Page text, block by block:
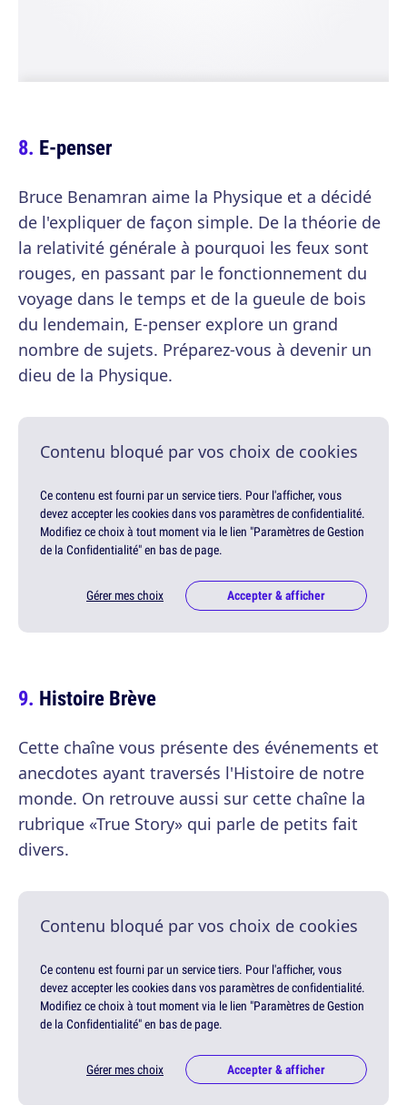
E-penser
Bruce Benamran aime la Physique et a décidé
de l'expliquer de façon simple. De la théorie de
la relativité générale à pourquoi les feux sont
rouges, en passant par le fonctionnement du
voyage dans le temps et de la gueule de bois
du lendemain, E-penser explore un grand
nombre de sujets. Préparez-vous à devenir un
dieu de la Physique.
Contenu bloqué par vos choix de cookies
Ce contenu est fourni par un service tiers. Pour l'afficher, vous
devez accepter les cookies dans vos paramètres de confidentialité.
Modifiez ce choix à tout moment via le lien "Paramètres de Gestion
de la Confidentialité" en bas de page.
Gérer mes choix Accepter & afficher
Histoire Brève
Cette chaîne vous présente des événements et
anecdotes ayant traversés l'Histoire de notre
monde. On retrouve aussi sur cette chaîne la
rubrique «True Story» qui parle de petits fait
divers.
Contenu bloqué par vos choix de cookies
Ce contenu est fourni par un service tiers. Pour l'afficher, vous
devez accepter les cookies dans vos paramètres de confidentialité.
Modifiez ce choix à tout moment via le lien "Paramètres de Gestion
de la Confidentialité" en bas de page.
Gérer mes choix Accepter & afficher